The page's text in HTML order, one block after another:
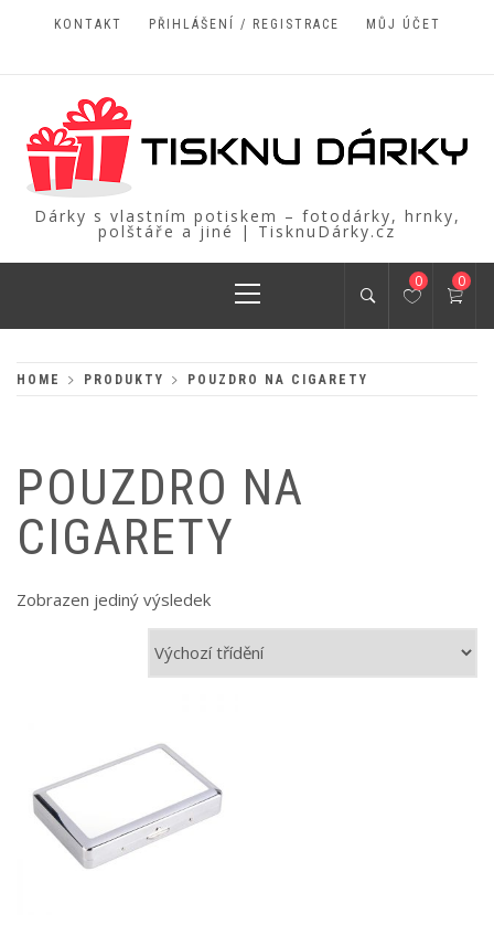
KONTAKT PŘIHLÁŠENÍ / REGISTRACE MŮJ ÚČET
Dárky s vlastním potiskem – fotodárky, hrnky,
polštáře a jiné | TisknuDárky.cz
Menu
0 0
HOME PRODUKTY POUZDRO NA CIGARETY
POUZDRO NA
CIGARETY
Zobrazen jediný výsledek